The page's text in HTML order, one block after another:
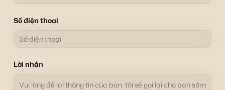
Số điện thoại
Lời nhắn